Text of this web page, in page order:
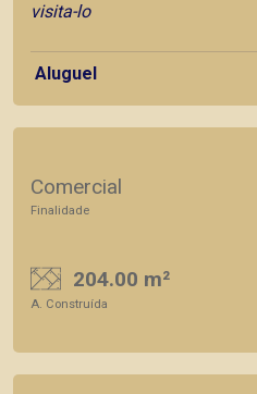
visita-lo
Aluguel
Comercial
Finalidade
204.00 m²
A. Construída